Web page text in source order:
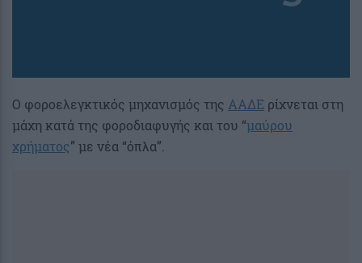
Ο φοροελεγκτικός μηχανισμός της ΑΑΔΕ ρίχνεται στη
μάχη κατά της φοροδιαφυγής και του “μαύρου
χρήματος” με νέα “όπλα”.